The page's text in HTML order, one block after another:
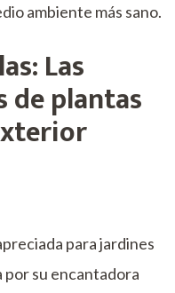
ambiente más sano.
Las
de plantas
para jardines
su encantadora